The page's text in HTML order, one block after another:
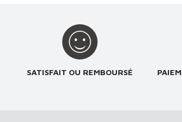
SATISFAIT OU REMBOURSÉ